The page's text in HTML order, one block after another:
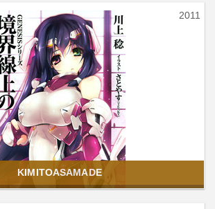
2011
KIMITOASAMADE